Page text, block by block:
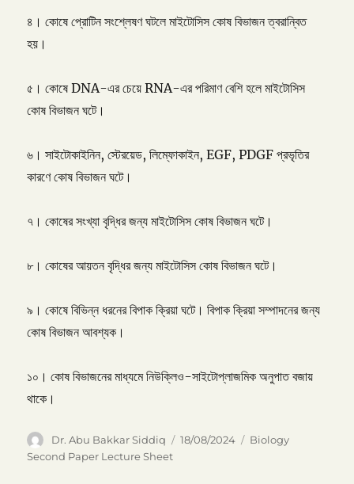
৪। কোষে প্রোটিন সংশ্লেষণ ঘটলে মাইটোসিস কোষ বিভাজন ত্বরান্বিত
হয়।
৫। কোষে DNA-এর চেয়ে RNA-এর পরিমাণ বেশি হলে মাইটোসিস
কোষ বিভাজন ঘটে।
৬। সাইটোকাইনিন, স্টেরয়েড, লিম্ফোকাইন, EGF, PDGF প্রভৃতির
কারণে কোষ বিভাজন ঘটে।
৭। কোষের সংখ্যা বৃদ্ধির জন্য মাইটোসিস কোষ বিভাজন ঘটে।
৮। কোষের আয়তন বৃদ্ধির জন্য মাইটোসিস কোষ বিভাজন ঘটে।
৯। কোষে বিভিন্ন ধরনের বিপাক ক্রিয়া ঘটে। বিপাক ক্রিয়া সম্পাদনের জন্য
কোষ বিভাজন আবশ্যক।
১০। কোষ বিভাজনের মাধ্যমে নিউক্লিও-সাইটোপ্লাজমিক অনুপাত বজায়
থাকে।
Author
Dr. Abu Bakkar Siddiq
Posted
18/08/2024 Categories
Biology
Second Paper Lecture Sheet